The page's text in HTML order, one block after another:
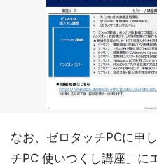
なお、ゼロタッチPCに申
チPC 使いつくし講座」に